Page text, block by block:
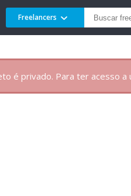
Freelancers
é privado. Para ter acesso